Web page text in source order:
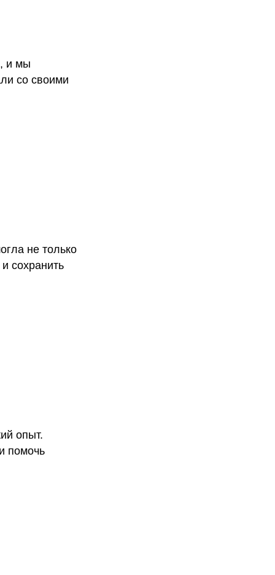
и мы
со своими
не только
сохранить
опыт.
помочь